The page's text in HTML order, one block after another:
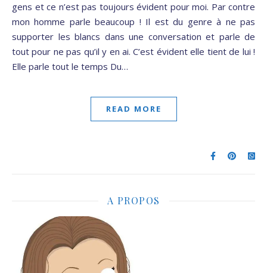
gens et ce n’est pas toujours évident pour moi. Par contre
mon homme parle beaucoup ! Il est du genre à ne pas
supporter les blancs dans une conversation et parle de
tout pour ne pas qu’il y en ai. C’est évident elle tient de lui !
Elle parle tout le temps Du…
READ MORE
A PROPOS